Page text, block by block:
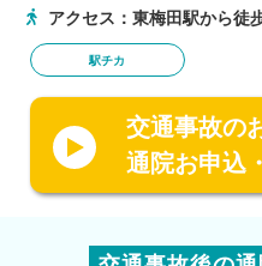
アクセス：東梅田駅から徒
駅チカ
交通事故の
通院お申込